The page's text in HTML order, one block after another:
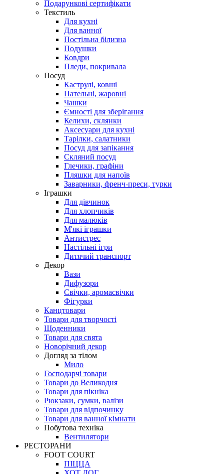
Подарункові сертифікати
Текстиль
Для кухні
Для ванної
Постільна білизна
Подушки
Ковдри
Пледи, покривала
Посуд
Каструлі, ковші
Пательні, жаровні
Чашки
Ємності для зберігання
Келихи, склянки
Аксесуари для кухні
Тарілки, салатники
Посуд для запікання
Скляний посуд
Глечики, графіни
Пляшки для напоїв
Заварники, френч-преси, турки
Іграшки
Для дівчинок
Для хлопчиків
Для малюків
М'які іграшки
Антистрес
Настільні ігри
Дитячий транспорт
Декор
Вази
Дифузори
Свічки, аромасвічки
Фігурки
Канцтовари
Товари для творчості
Щоденники
Товари для свята
Новорічний декор
Догляд за тілом
Мило
Господарчі товари
Товари до Великодня
Товари для пікніка
Рюкзаки, сумки, валізи
Товари для відпочинку
Товари для ванної кімнати
Побутова техніка
Вентилятори
РЕСТОРАНИ
FOOT COURT
ПІЦЦА